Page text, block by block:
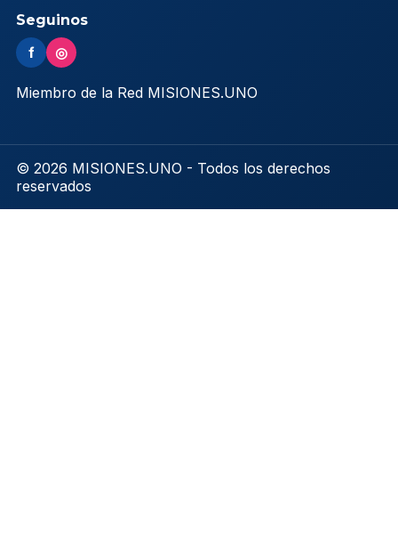
Seguinos
f ◎
Miembro de la Red MISIONES.UNO
© 2026 MISIONES.UNO - Todos los derechos
reservados